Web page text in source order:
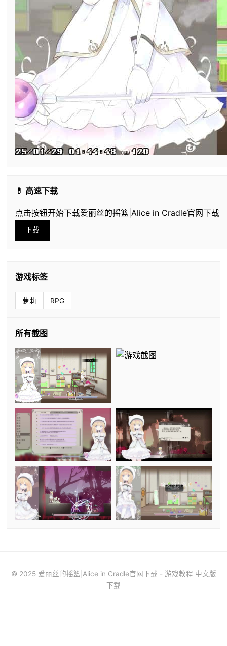
💊 高速下载
点击按钮开始下载爱丽丝的摇篮|Alice in Cradle官网下载
下载
游戏标签
萝莉 RPG
所有截图
© 2025 爱丽丝的摇篮|Alice in Cradle官网下载 - 游戏教程 中文版
下载